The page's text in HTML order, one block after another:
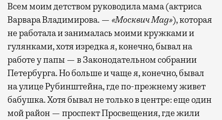
Всем моим детством руководила мама (актриса
Варвара Владимирова. — «Москвич Mag»), которая
не работала и занималась моими кружками и
гулянками, хотя изредка я, конечно, бывал на
работе у папы — в Законодательном собрании
Петербурга. Но больше и чаще я, конечно, бывал
на улице Рубинштейна, где по-прежнему живет
бабушка. Хотя бывал не только в центре: еще один
мой район — проспект Просвещения, где жили